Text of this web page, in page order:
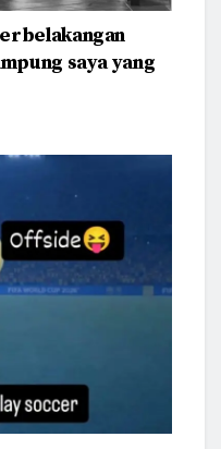
saya yang